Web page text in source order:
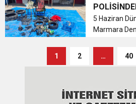
yönelik
kapsamında
daha imza
5 Haziran
Marmara
yönelik
1 2 … 40